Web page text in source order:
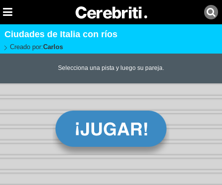
Ciudades de Italia con ríos
Creado por:Carlos
Selecciona una pista y luego su pareja.